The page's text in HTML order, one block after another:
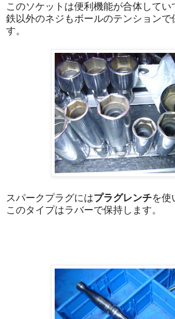
このソケットは便利機能が合体してい
鉄以外のネジもボールのテンションで
す。
スパークプラグにはプラグレンチを使
このタイプはラバーで保持します。